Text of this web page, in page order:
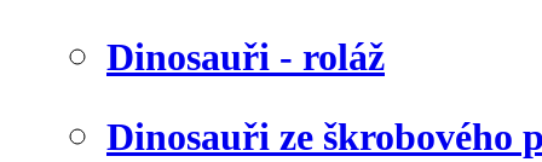
Dinosauři - roláž
Dinosauři ze škrobového